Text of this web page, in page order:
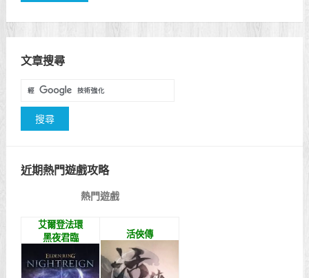
文章搜尋
近期熱門遊戲攻略
熱門遊戲
艾爾登法環
黑夜君臨
活俠傳